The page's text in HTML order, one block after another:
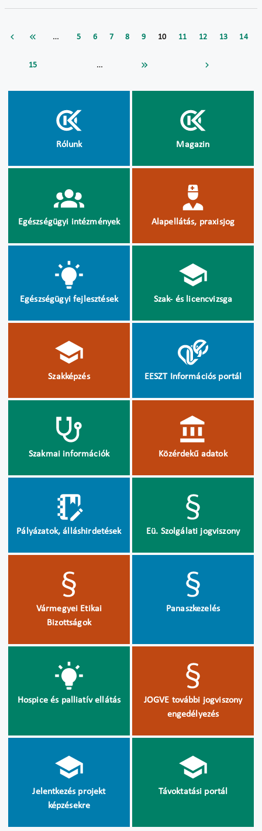
… 5 6 7 8 9 10 11 12 13 14
15 …
Rólunk Magazin
Egészségügyi intézmények Alapellátás, praxisjog
Egészségügyi fejlesztések Szak- és licencvizsga
Szakképzés EESZT Információs portál
Szakmai információk Közérdekű adatok
Pályázatok, álláshirdetések Eü. Szolgálati jogviszony
Vármegyei Etikai
Bizottságok
Panaszkezelés
Hospice és palliatív ellátás
JOGVE további jogviszony
engedélyezés
Jelentkezés projekt
képzésekre
Távoktatási portál